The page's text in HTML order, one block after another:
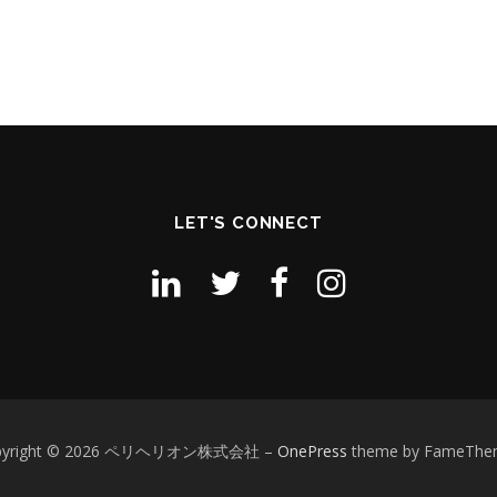
LET'S CONNECT
© 2026 ペリヘリオン株式会社 – OnePress theme by